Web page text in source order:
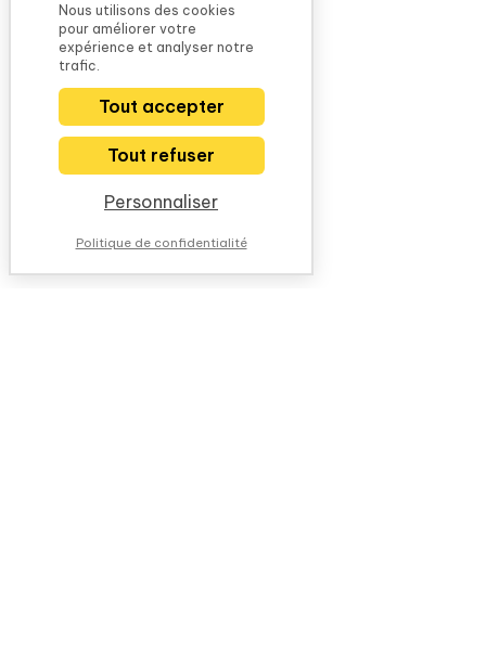
Nous utilisons des cookies
pour améliorer votre
expérience et analyser notre
trafic.
Tout accepter
Tout refuser
Personnaliser
Politique de confidentialité